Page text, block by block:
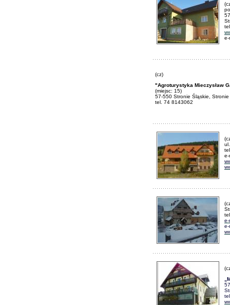
(cz)
"Agroturystyka Mieczysław
(miejsc: 15)
57-550 Stronie Śląskie,
tel. 74 8143062
e-
e-